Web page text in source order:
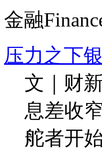
金融
压力之下
文｜财
息差收
舵者开